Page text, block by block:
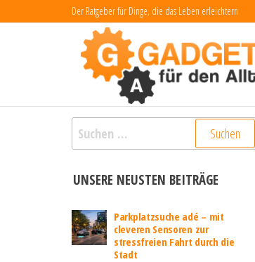
Inhalt
Der Ratgeber für Dinge, die das Leben erleichtern
Suchen
nach:
UNSERE NEUSTEN BEITRÄGE
Parkplatzsuche adé – mit
cleveren Sensoren zur
stressfreien Fahrt durch die
Stadt